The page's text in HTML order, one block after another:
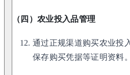
（四）农业投入品管理
通过正规渠道购买农业投
保存购买凭据等证明资料。